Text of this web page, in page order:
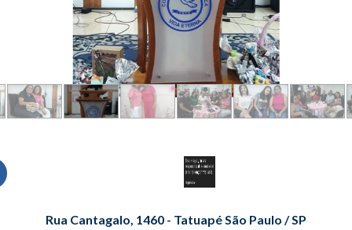
Rua Cantagalo, 1460 - Tatuapé São Paulo / SP